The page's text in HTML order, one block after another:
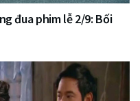
đua phim lễ 2/9: Bối